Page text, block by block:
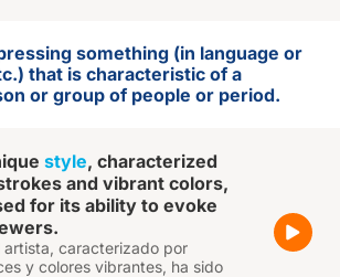
something (in language or
that is characteristic of a
or group of people or period.
style, characterized
and vibrant colors,
for its ability to evoke
artista, caracterizado por
y colores vibrantes, ha sido